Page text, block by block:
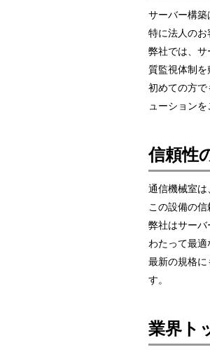
サーバー構築
特に法人のお
弊社では、
質監視体制を
初めての方
ューションを
信頼性
通信機械室は
この設備の
弊社はサー
わたって最適
最新の規格
す。
業界ト